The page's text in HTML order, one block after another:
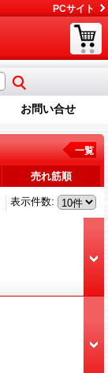
PCサイト
お問い合せ
一覧
売れ筋順
表示件数: